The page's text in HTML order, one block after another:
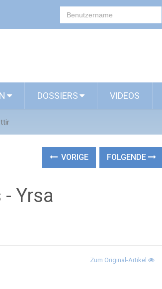
DOSSIERS VIDEOS
VORIGE FOLGENDE
Yrsa
Zum Original-Artikel